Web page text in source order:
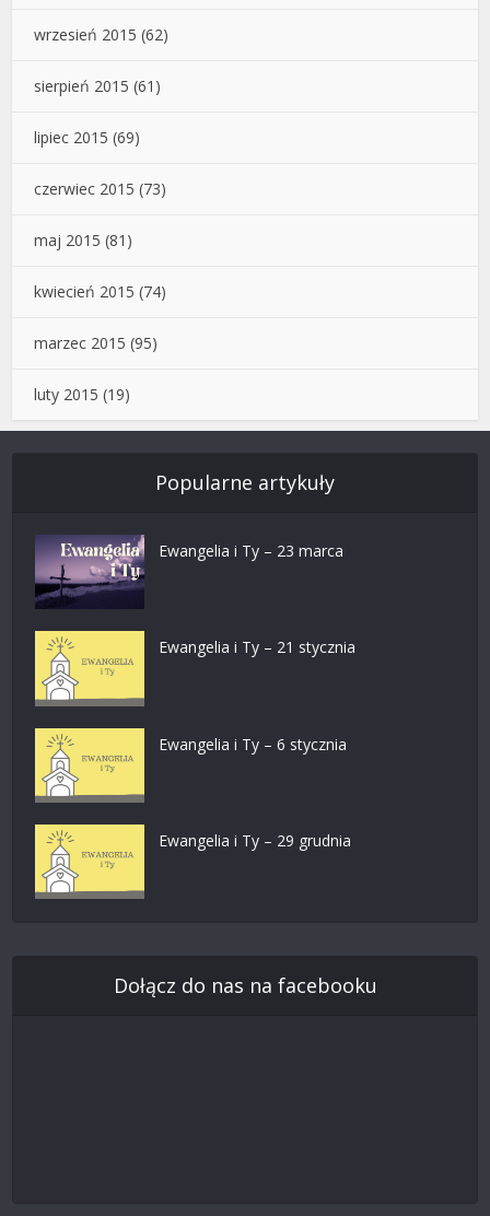
wrzesień 2015 (62)
sierpień 2015 (61)
lipiec 2015 (69)
czerwiec 2015 (73)
maj 2015 (81)
kwiecień 2015 (74)
marzec 2015 (95)
luty 2015 (19)
Popularne artykuły
Ewangelia i Ty – 23 marca
Ewangelia i Ty – 21 stycznia
Ewangelia i Ty – 6 stycznia
Ewangelia i Ty – 29 grudnia
Dołącz do nas na facebooku